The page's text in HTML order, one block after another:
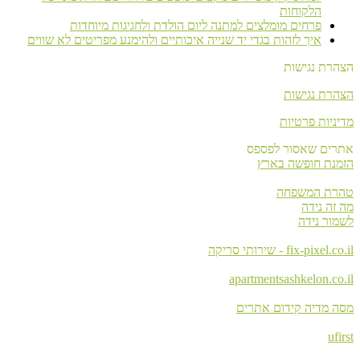
הלקוחות
פרחים מומלצים למתנה ליום הולדת ולחגיגות מיוחדות
איך לזהות בגדי יד שנייה איכותיים ולהימנע מפריטים לא שווים
הצהרת נגישות
הצהרת נגישות
מדיניות פרטיות
אתרים שאסור לפספס
הזמנת חופשה בארץ
טהרת המשפחה
מה זה נידה
לשמור נידה
fix-pixel.co.il - שירותי סריקה
apartmentsashkelon.co.il
מסה מדיה קידום אתרים
ufirst